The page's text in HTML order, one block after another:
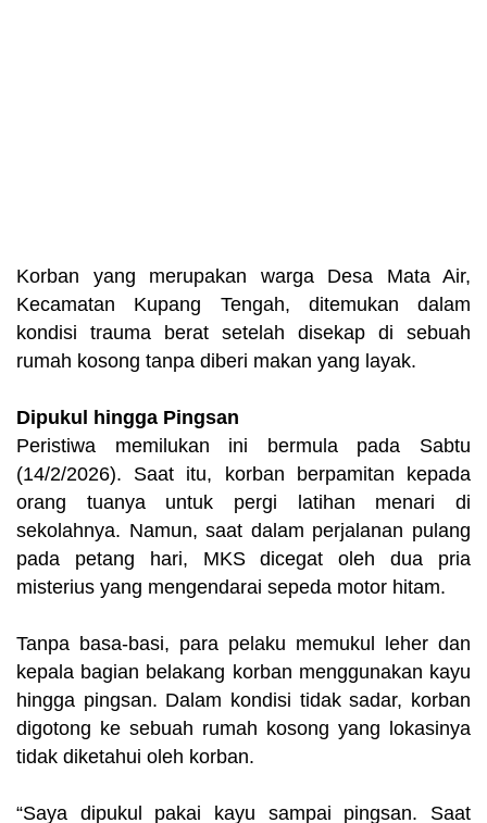
Korban yang merupakan warga Desa Mata Air,
Kecamatan Kupang Tengah, ditemukan dalam
kondisi trauma berat setelah disekap di sebuah
rumah kosong tanpa diberi makan yang layak.
Dipukul hingga Pingsan
Peristiwa memilukan ini bermula pada Sabtu
(14/2/2026). Saat itu, korban berpamitan kepada
orang tuanya untuk pergi latihan menari di
sekolahnya. Namun, saat dalam perjalanan pulang
pada petang hari, MKS dicegat oleh dua pria
misterius yang mengendarai sepeda motor hitam.
Tanpa basa-basi, para pelaku memukul leher dan
kepala bagian belakang korban menggunakan kayu
hingga pingsan. Dalam kondisi tidak sadar, korban
digotong ke sebuah rumah kosong yang lokasinya
tidak diketahui oleh korban.
“Saya dipukul pakai kayu sampai pingsan. Saat